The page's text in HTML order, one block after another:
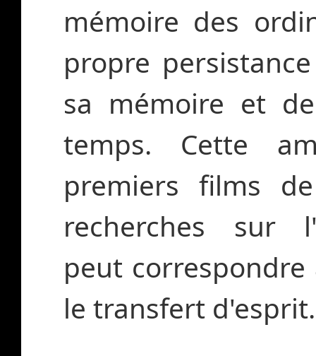
mémoire des
propre
sa mémoire et
temps. Cette
premiers films
recherches sur
peut
le transfert d'esprit.